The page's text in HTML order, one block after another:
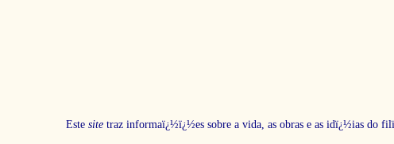
Este sitetraz informaï¿½ï¿½es sobre a vida, as obras e as idï¿½ias do